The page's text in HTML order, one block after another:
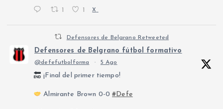
X
Defensores de Belgrano Retweeted
Defensores de Belgrano fútbol formativo
@defefutbolforma · 5 Ago
¡Final del primer tiempo!
Almirante Brown 0-0#Defe